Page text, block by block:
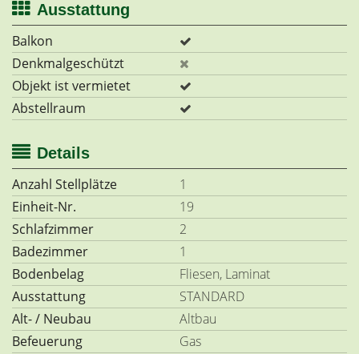
Ausstattung
Balkon
Denkmalgeschützt
Objekt ist vermietet
Abstellraum
Details
Anzahl Stellplätze
1
Einheit-Nr.
19
Schlafzimmer
2
Badezimmer
1
Bodenbelag
Fliesen, Laminat
Ausstattung
STANDARD
Alt- / Neubau
Altbau
Befeuerung
Gas